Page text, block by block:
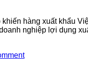
hàng xuất khẩu
nghiệp lợi dụng